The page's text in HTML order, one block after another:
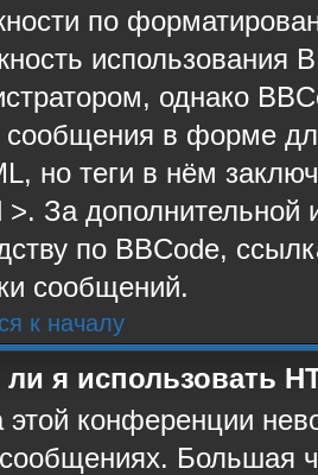
по
использования
однако
сообщения в форме
но теги в нём
>. За дополнительной
по BBCode,
сообщений.
к началу
ли я использовать
этой конференции
Большая